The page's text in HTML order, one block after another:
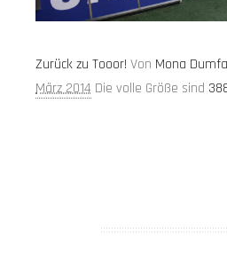
Zurück zu Tooor! Von Mona
März 2014 Die volle Größe sind